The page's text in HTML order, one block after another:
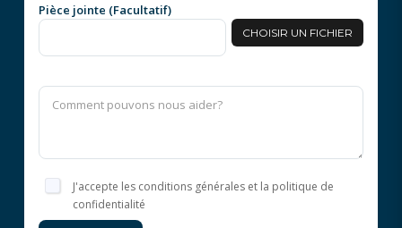
Pièce jointe (Facultatif)
CHOISIR UN FICHIER
J'accepte les conditions générales et la politique de
confidentialité